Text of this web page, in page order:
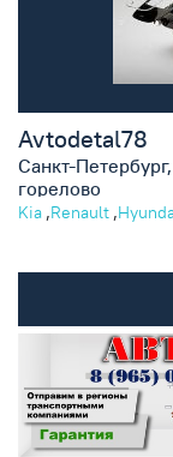
Avtodetal78
Санкт-
горелово
Kia ,Renault ,